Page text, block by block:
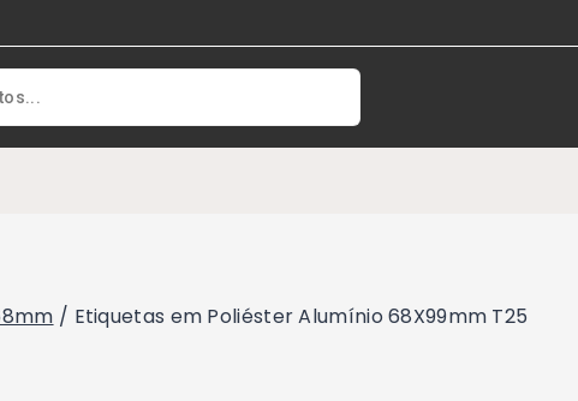
/ Etiquetas em Poliéster Alumínio 68X99mm T25